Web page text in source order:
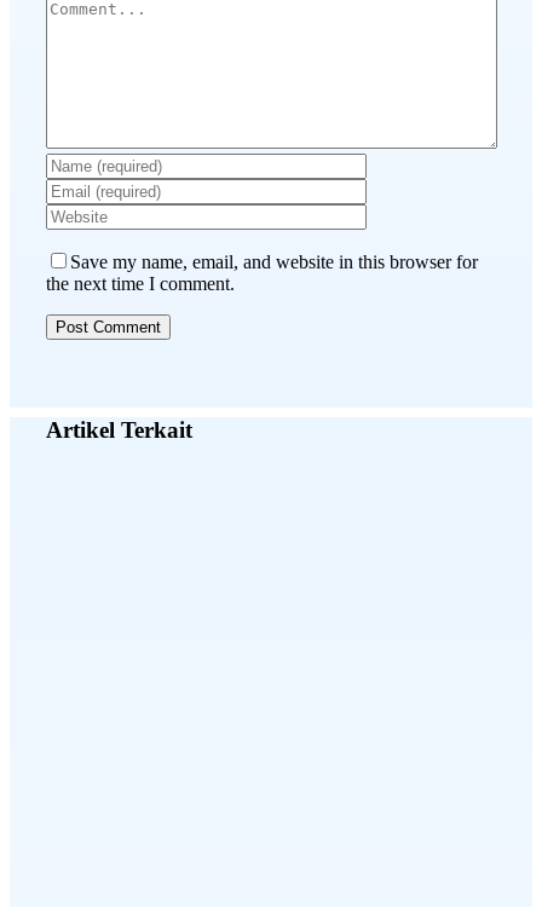
Save my name, email, and website in this browser for
the next time I comment.
Artikel Terkait